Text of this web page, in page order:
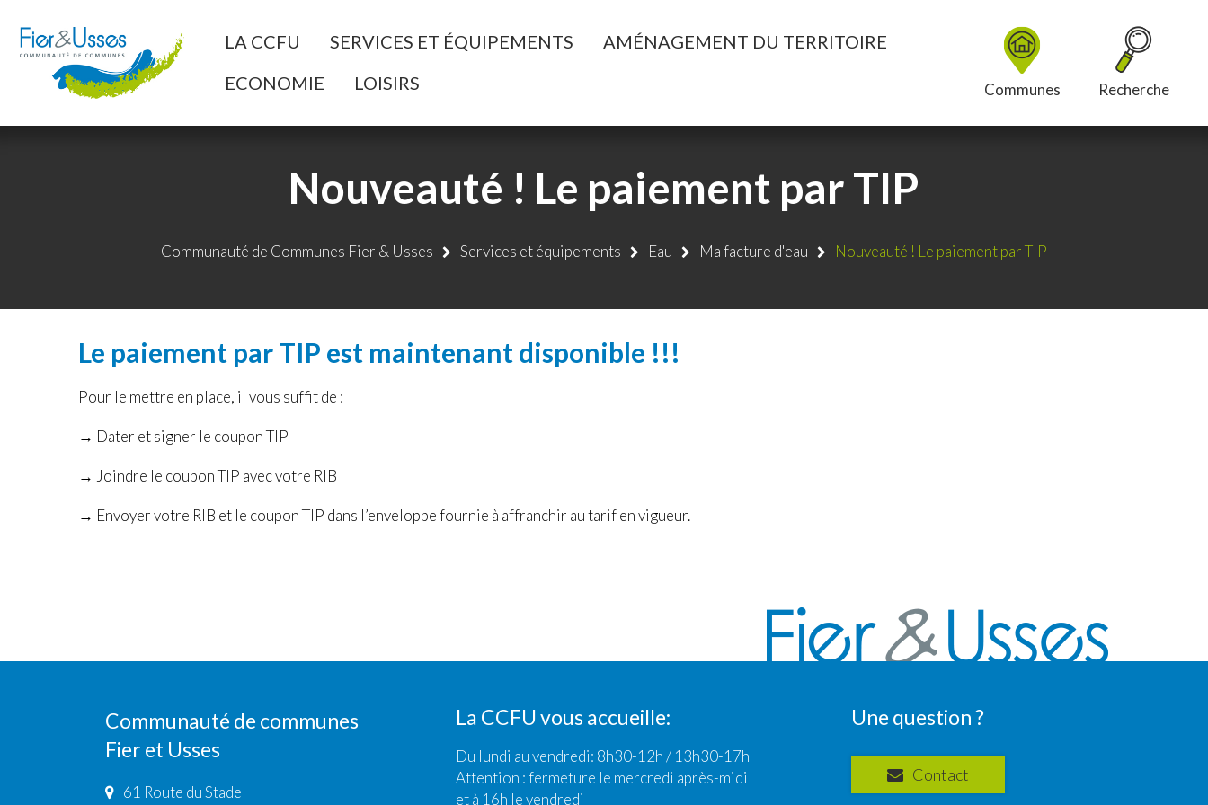
LA CCFU SERVICES ET ÉQUIPEMENTS
AMÉNAGEMENT DU TERRITOIRE
ECONOMIE
LOISIRS Communes Recherche
Nouveauté ! Le paiement par TIP
Communauté de Communes Fier & Usses Services et équipements Eau Ma facture d'eau Nouveauté ! Le paiement par TIP
Le paiement par TIP est maintenant disponible !!!
Pour le mettre en place, il vous suffit de :
→ Dater et signer le coupon TIP
→ Joindre le coupon TIP avec votre RIB
→ Envoyer votre RIB et le coupon TIP dans l’enveloppe fournie à affranchir au tarif en vigueur.
Communauté de communes
Fier et Usses
61 Route du Stade
La CCFU vous accueille:
Du lundi au vendredi: 8h30-12h / 13h30-17h
Attention : fermeture le mercredi après-midi
et à 16h le vendredi
Une question ?
Contact